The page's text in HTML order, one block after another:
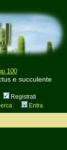
100
e succulente
Registrati
Entra